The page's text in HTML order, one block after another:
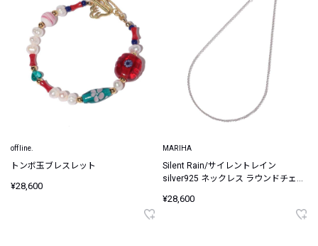
offline.
トンボ玉ブレスレット
¥28,600
MARIHA
Silent Rain/サイレントレイン
silver925 ネックレス ラウンドチェー
¥28,600